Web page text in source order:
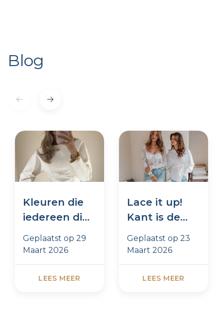
Blog
Kleuren die
iedereen dit
seizoen
draagt
Geplaatst op 29
Maart 2026
LEES MEER
Lace it up!
Kant is de
trend van
dit moment
Geplaatst op 23
Maart 2026
LEES MEER